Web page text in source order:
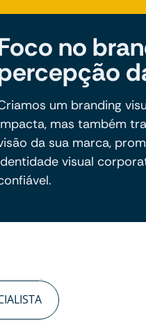
no
um branding
mas também
da sua marca,
visual